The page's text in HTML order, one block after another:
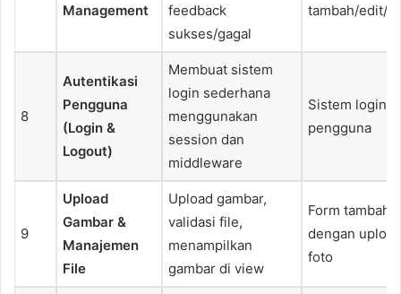
Management
feedback
sukses/gagal
tambah/edit/
8
Autentikasi
Pengguna
(Login &
Logout)
Membuat sistem
login sederhana
menggunakan
session dan
middleware
Sistem login
pengguna
9
Upload
Gambar &
Manajemen
File
Upload gambar,
validasi file,
menampilkan
gambar di view
Form tambah
dengan upload
foto